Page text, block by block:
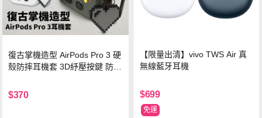
復古掌機造型 AirPods Pro 3 硬
殼防摔耳機套 3D紓壓按鍵 防開
$370
【限量出清】vivo TWS Air 真
無線藍牙耳機
$699
免運